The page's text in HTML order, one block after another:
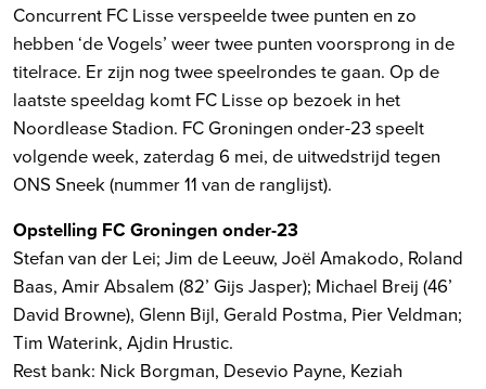
Concurrent FC Lisse verspeelde twee punten en zo
hebben ‘de Vogels’ weer twee punten voorsprong in de
titelrace. Er zijn nog twee speelrondes te gaan. Op de
laatste speeldag komt FC Lisse op bezoek in het
Noordlease Stadion. FC Groningen onder-23 speelt
volgende week, zaterdag 6 mei, de uitwedstrijd tegen
ONS Sneek (nummer 11 van de ranglijst).
Opstelling FC Groningen onder-23
Stefan van der Lei; Jim de Leeuw, Joël Amakodo, Roland
Baas, Amir Absalem (82’ Gijs Jasper); Michael Breij (46’
David Browne), Glenn Bijl, Gerald Postma, Pier Veldman;
Tim Waterink, Ajdin Hrustic.
Rest bank: Nick Borgman, Desevio Payne, Keziah